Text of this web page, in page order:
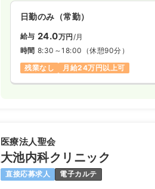
日勤のみ（常勤）
給与 24.0万円 /月
時間 8:30～18:00 （休憩90分）
残業なし
月給24万円以上可
医療法人聖会
大池内科クリニック
直接応募求人 電子カルテ